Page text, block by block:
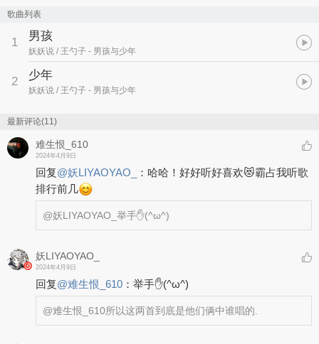
歌曲列表
1 男孩
妖妖说 / 王勺子 - 男孩与少年
2 少年
妖妖说 / 王勺子 - 男孩与少年
最新评论(11)
难生恨_610
2024年4月9日
回复@妖LIYAOYAO_ ： 哈哈！好好听好喜欢😻霸占我听歌
排行前几
@妖LIYAOYAO_ 举手✋(^ω^)
妖LIYAOYAO_
2024年4月9日
回复@难生恨_610 ： 举手✋(^ω^)
@难生恨_610所以这两首到底是他们俩中谁唱的.